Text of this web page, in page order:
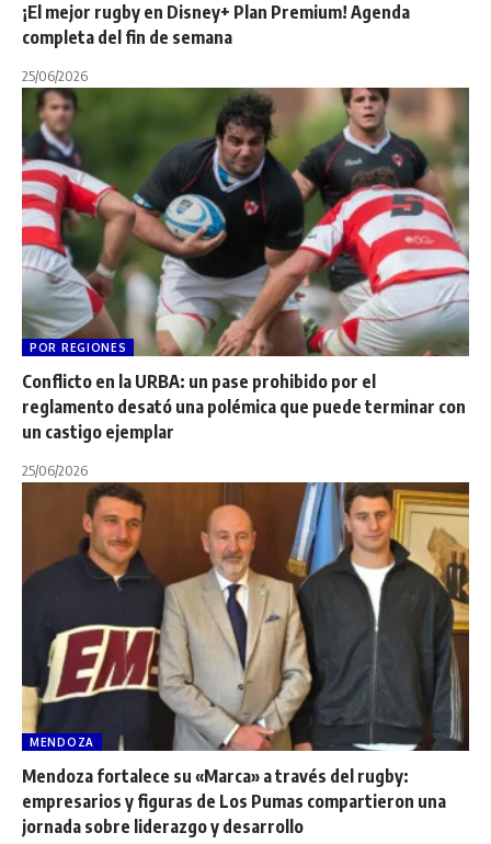
¡El mejor rugby en Disney+ Plan Premium! Agenda
completa del fin de semana
25/06/2026
POR REGIONES
Conflicto en la URBA: un pase prohibido por el
reglamento desató una polémica que puede terminar con
un castigo ejemplar
25/06/2026
MENDOZA
Mendoza fortalece su «Marca» a través del rugby:
empresarios y figuras de Los Pumas compartieron una
jornada sobre liderazgo y desarrollo